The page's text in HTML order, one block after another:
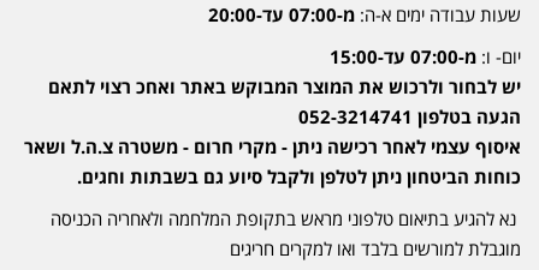
שעות עבודה ימים א-ה: מ-07:00 עד-20:00
יום- ו: מ-07:00 עד-15:00
יש לבחור ולרכוש את המוצר המבוקש באתר ואחכ רצוי לתאם
הגעה בטלפון 052-3214741
איסוף עצמי לאחר רכישה ניתן - מקרי חרום - משטרה צ.ה.ל ושאר
כוחות הביטחון ניתן לטלפן ולקבל סיוע גם בשבתות וחגים.
נא להגיע בתיאום טלפוני מראש בתקופת המלחמה ולאחריה הכניסה
מוגבלת למורשים בלבד ואו למקרים חריגים